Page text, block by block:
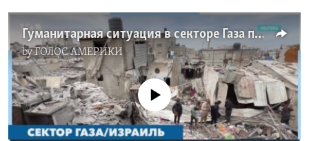
Гуманитарная ситуация в секторе Газа продолжает ухудшаться
byГОЛОС АМЕРИКИ
No media source currently available